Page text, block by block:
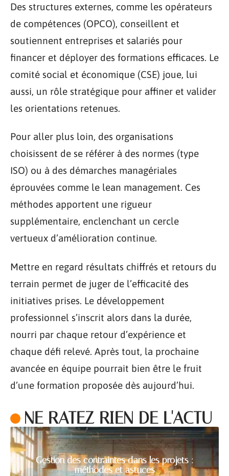
Des structures externes, comme les opérateurs
de compétences (OPCO), conseillent et
soutiennent entreprises et salariés pour
financer et déployer des formations efficaces. Le
comité social et économique (CSE) joue, lui
aussi, un rôle stratégique pour affiner et valider
les orientations retenues.
Pour aller plus loin, des organisations
choisissent de se référer à des normes (type
ISO) ou à des démarches managériales
éprouvées comme le lean management. Ces
méthodes apportent une rigueur
supplémentaire, enclenchant un cercle
vertueux d’amélioration continue.
Mettre en regard résultats chiffrés et retours du
terrain permet de juger de l’efficacité des
initiatives prises. Le développement
professionnel s’inscrit alors dans la durée,
nourri par chaque retour d’expérience et
chaque défi relevé. Après tout, la prochaine
avancée en équipe pourrait bien être le fruit
d’une formation proposée dès aujourd’hui.
NE RATEZ RIEN DE L'ACTU
Gestion des contraintes dans les projets :
méthodes et astuces